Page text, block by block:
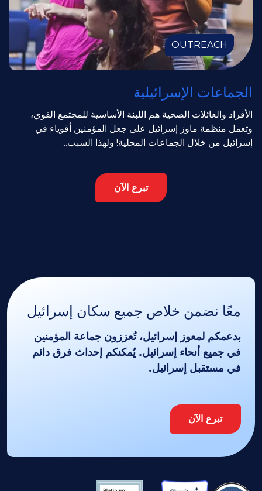
OUTREACH
الجماعات الإسرائيلية
الأفراد والعائلات الصحية هم اللبنة الأساسية للمجتمع القوي،
وتعمل منظمة ماوز إسرائيل على جعل المؤمنين أقوياء في
إسرائيل من خلال الجماعات المحلية! ولهذا السبب...
تبرع الآن
معًا نضمن خلاص جميع سكان إسرائيل
بدعمكم لمعوز إسرائيل، تُعززون جماعة المؤمنين
في جميع أنحاء إسرائيل. يُمكنكم إحداث فرق دائم
في مستقبل إسرائيل.
تبرع الآن